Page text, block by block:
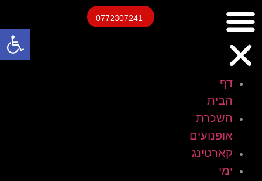
דף
הבית
השכרת
אופנועים
קארטינג
ימי
0772307241